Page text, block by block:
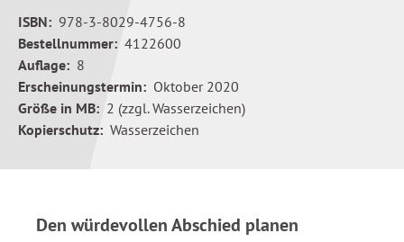
ISBN: 978-3-8029-4756-8
Bestellnummer: 4122600
Auflage: 8
Erscheinungstermin: Oktober 2020
Größe in MB: 2 (zzgl. Wasserzeichen)
Kopierschutz: Wasserzeichen
Den würdevollen Abschied planen